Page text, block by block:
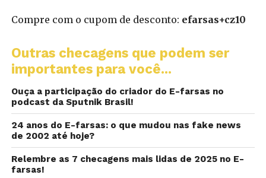
Compre com o cupom de desconto: efarsas+cz10
Outras checagens que podem ser
importantes para você...
Ouça a participação do criador do E-farsas no
podcast da Sputnik Brasil!
24 anos do E-farsas: o que mudou nas fake news
de 2002 até hoje?
Relembre as 7 checagens mais lidas de 2025 no E-
farsas!